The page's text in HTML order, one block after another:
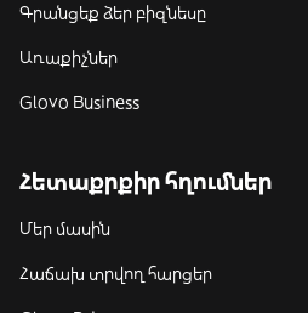
Գրանցեք ձեր բիզնեսը
Առաքիչներ
Glovo Business
Հետաքրքիր հղումներ
Մեր մասին
Հաճախ տրվող հարցեր